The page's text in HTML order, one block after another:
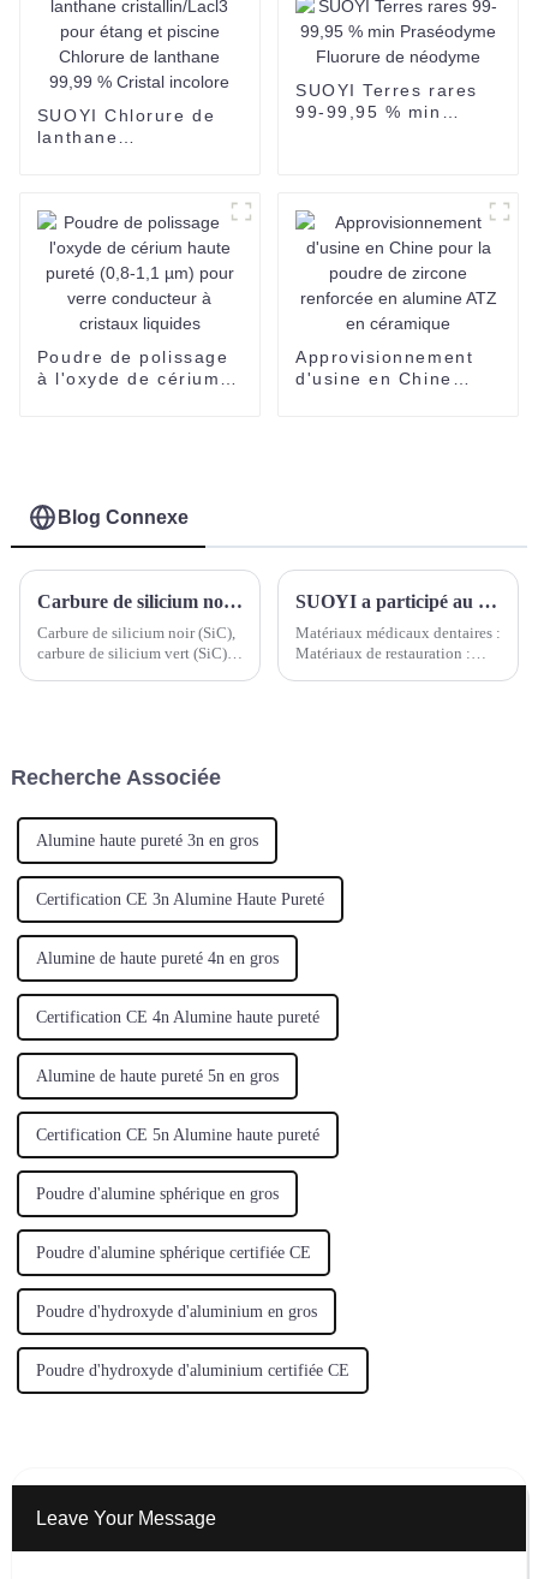
SUOYI Chlorure de
lanthane
Chlorure de lanthane
99,99 % Cristal
incolore
SUOYI Terres rares
99-99,95 % min
Poudre de polissage
à l'oxyde de cérium
Approvisionnement
d'usine en Chine
Blog Connexe
Carbure de silicium noir (SiC), carbure de silicium vert (SiC), carbure de tungstène (WC), carbure de titane (TiC) et carbure de bore (B4C)
Carbure de silicium noir (SiC),
carbure de silicium vert (SiC),
SUOYI a participé au Salon international de l'odontologie de Chine du Sud 2025
Matériaux médicaux dentaires :
Matériaux de restauration :
Recherche Associée
Alumine haute pureté 3n en gros
Certification CE 3n Alumine Haute Pureté
Alumine de haute pureté 4n en gros
Certification CE 4n Alumine haute pureté
Alumine de haute pureté 5n en gros
Certification CE 5n Alumine haute pureté
Poudre d'alumine sphérique en gros
Poudre d'alumine sphérique certifiée CE
Poudre d'hydroxyde d'aluminium en gros
Poudre d'hydroxyde d'aluminium certifiée CE
Leave Your Message